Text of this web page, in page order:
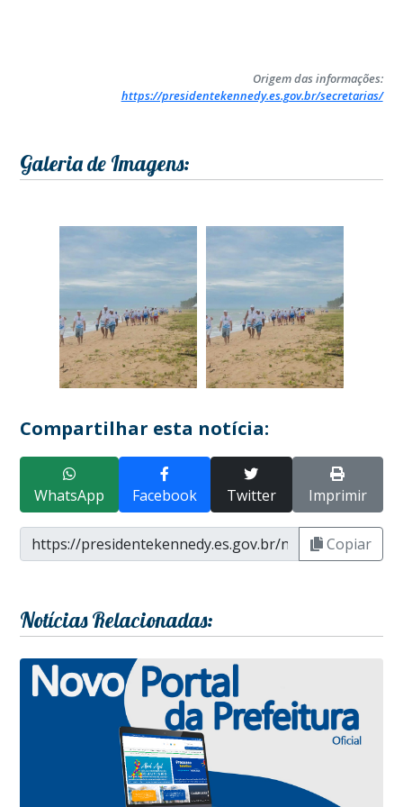
Origem das informações:
https://presidentekennedy.es.gov.br/secretarias/
Galeria de Imagens:
Compartilhar esta notícia:
WhatsApp Facebook Twitter Imprimir
Copiar
Notícias Relacionadas: